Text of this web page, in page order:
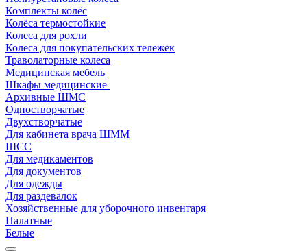
Комплекты колёс
Колёса термостойкие
Колеса для рохли
Колеса для покупательских тележек
Траволаторные колеса
Медицинская мебель
Шкафы медицинские
Архивные ШМС
Одностворчатые
Двухстворчатые
Для кабинета врача ШММ
ШСС
Для медикаментов
Для документов
Для одежды
Для раздевалок
Хозяйственные для уборочного инвентаря
Палатные
Белые